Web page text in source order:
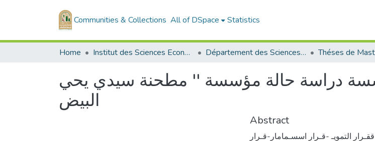
Communities & Collections All of DSpace Statistics
Home Institut des Sciences Economiques, Commerciales et des Sciences de Gestion Département des Sciences de Gestion Théses de
دراسة حالة مؤسسة '' مطحنة سيدي يحي
البيض
Abstract
التمويـ -قـرار اسسـمامار-قـرار